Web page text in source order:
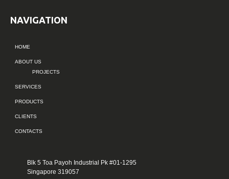
NAVIGATION
HOME
ABOUT US
PROJECTS
SERVICES
PRODUCTS
CLIENTS
CONTACTS
Blk 5 Toa Payoh Industrial Pk #01-1295
Singapore 319057